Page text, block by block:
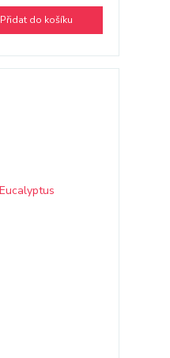
Přidat do košíku